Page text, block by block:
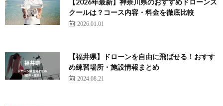
【2026年最新】神奈川県のおすすめドローンス
クールは？コース内容・料金を徹底比較
2026.01.01
【福井県】ドローンを自由に飛ばせる！おすす
め練習場所・施設情報まとめ
2024.08.21